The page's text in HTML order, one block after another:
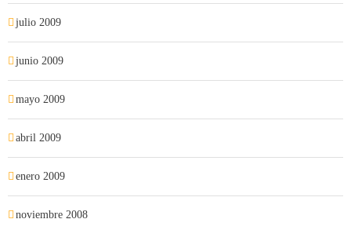
julio 2009
junio 2009
mayo 2009
abril 2009
enero 2009
noviembre 2008